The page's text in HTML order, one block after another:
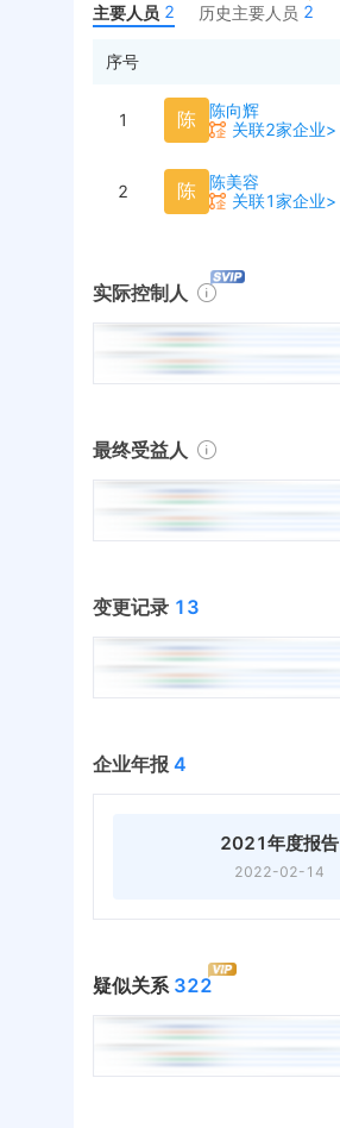
主要人员 2 历史主要人员 2
序号
1 陈
陈向辉
关联2家企业>
2 陈
陈美容
关联1家企业>
实际控制人
最终受益人
变更记录 13
企业年报 4
2021年度报告
2022-02-14
疑似关系 322